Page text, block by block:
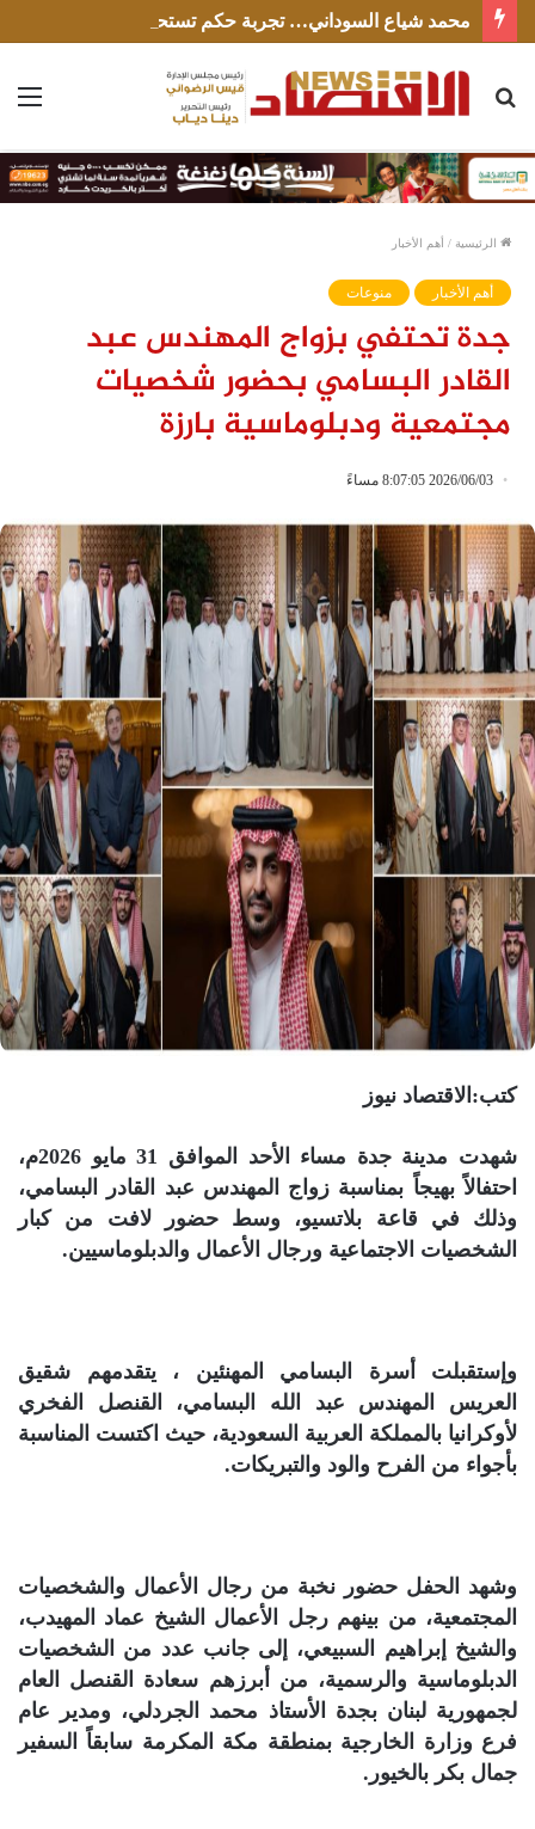
محمد شياع السوداني… تجربة حكم تستحق الإنصاف
الرئيسية / أهم الأخبار
أهم الأخبار منوعات
جدة تحتفي بزواج المهندس عبد
القادر البسامي بحضور شخصيات
مجتمعية ودبلوماسية بارزة
2026/06/03 8:07:05 مساءً
كتب:الاقتصاد نيوز
شهدت مدينة جدة مساء الأحد الموافق 31 مايو 2026م،
احتفالاً بهيجاً بمناسبة زواج المهندس عبد القادر البسامي،
وذلك في قاعة بلاتسيو، وسط حضور لافت من كبار
الشخصيات الاجتماعية ورجال الأعمال والدبلوماسيين.
وإستقبلت أسرة البسامي المهنئين ، يتقدمهم شقيق
العريس المهندس عبد الله البسامي، القنصل الفخري
لأوكرانيا بالمملكة العربية السعودية، حيث اكتست المناسبة
بأجواء من الفرح والود والتبريكات.
وشهد الحفل حضور نخبة من رجال الأعمال والشخصيات
المجتمعية، من بينهم رجل الأعمال الشيخ عماد المهيدب،
والشيخ إبراهيم السبيعي، إلى جانب عدد من الشخصيات
الدبلوماسية والرسمية، من أبرزهم سعادة القنصل العام
لجمهورية لبنان بجدة الأستاذ محمد الجردلي، ومدير عام
فرع وزارة الخارجية بمنطقة مكة المكرمة سابقاً السفير
جمال بكر بالخيور.